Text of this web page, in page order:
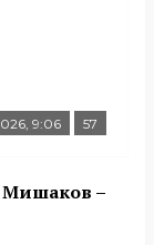
9:06 57
Мишаков –